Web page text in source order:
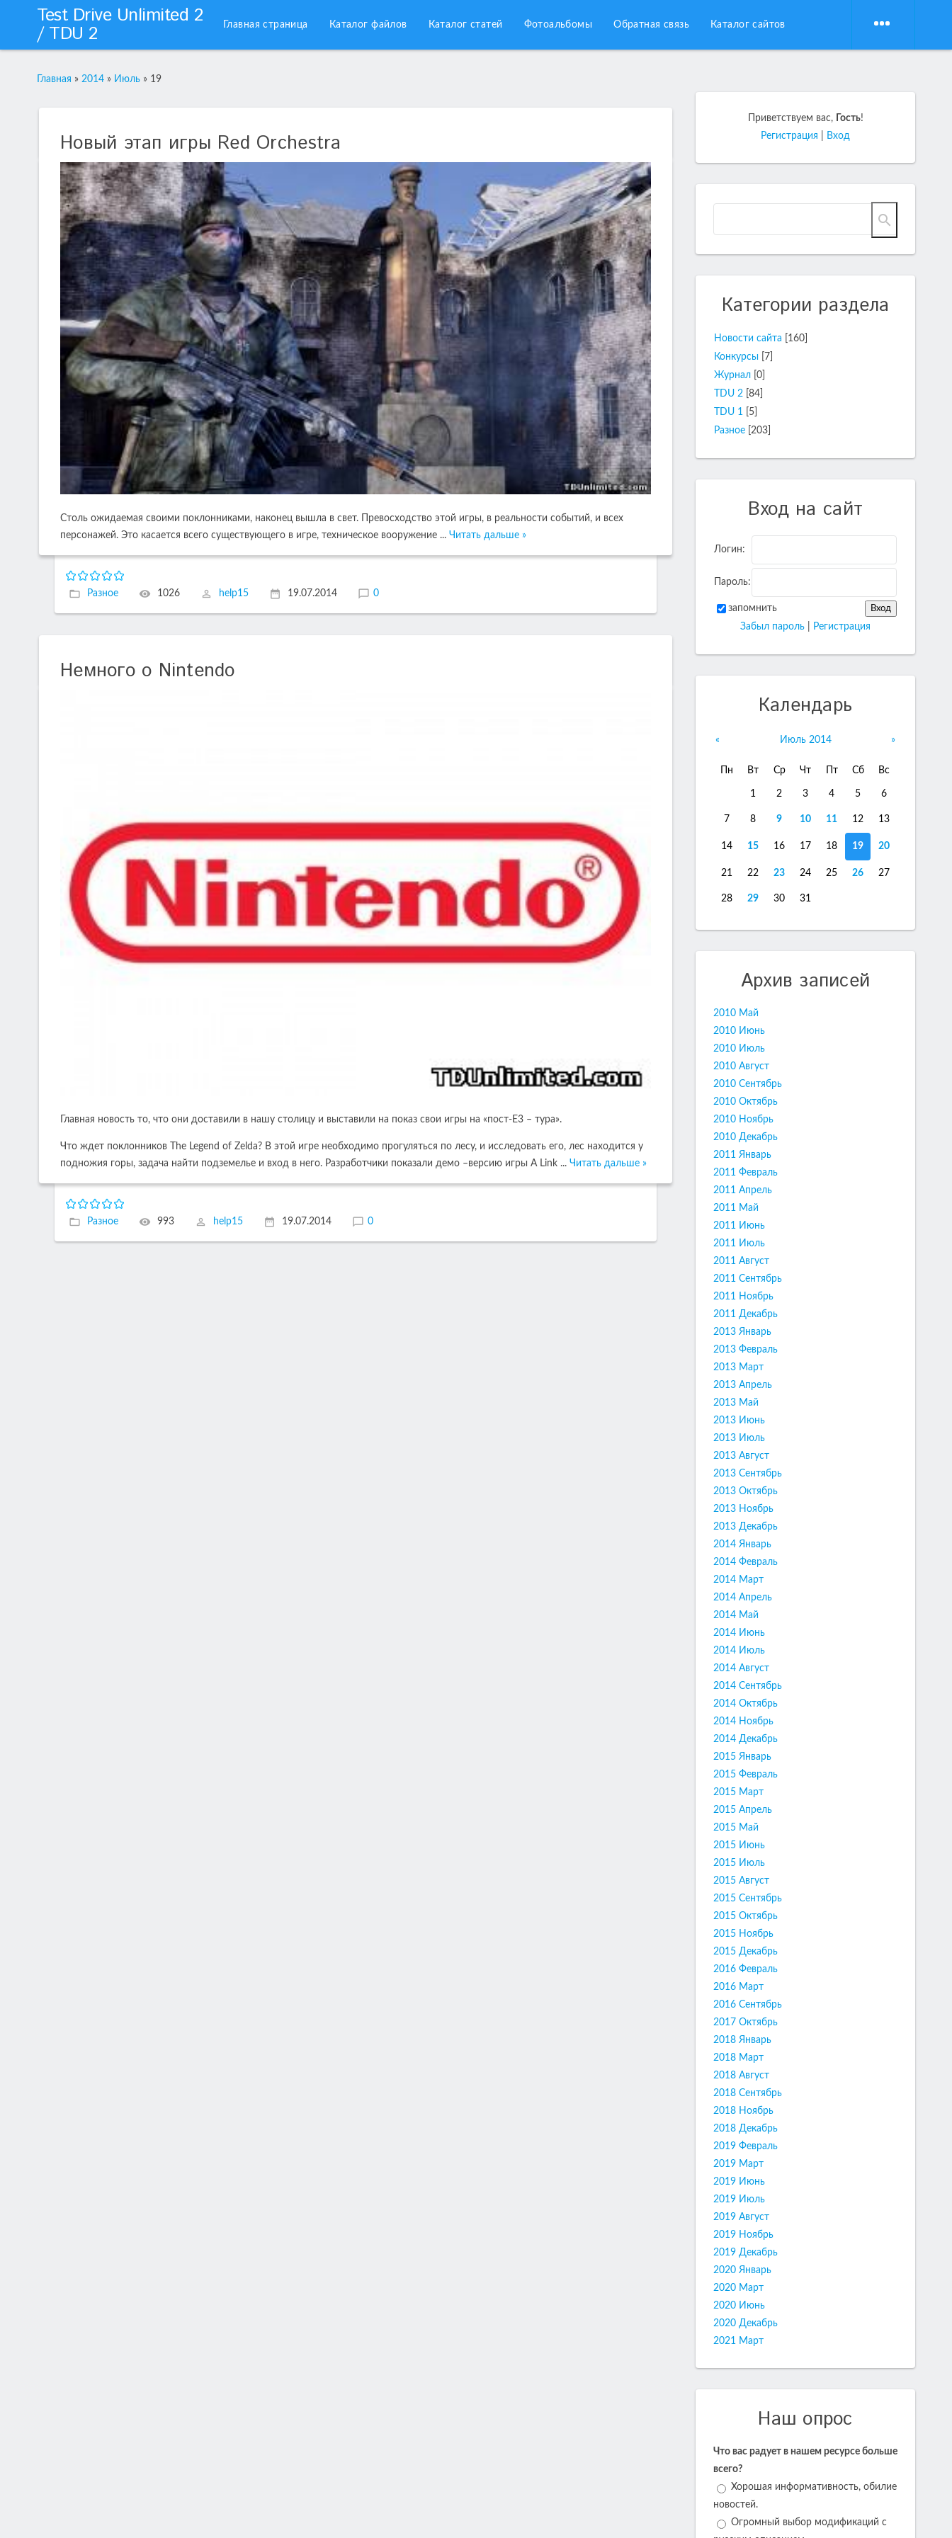
Test Drive Unlimited 2
/ TDU 2 Главная страница Каталог файлов Каталог статей Фотоальбомы Обратная связь Каталог сайтов
Главная » 2014 » Июль » 19
Новый этап игры Red Orchestra
Столь ожидаемая своими поклонниками, наконец вышла в свет. Превосходство этой игры, в реальности событий, и всех
персонажей. Это касается всего существующего в игре, техническое вооружение ... Читать дальше »
Разное 1026 help15 19.07.2014 0
Немного о Nintendo
Главная новость то, что они доставили в нашу столицу и выставили на показ свои игры на «пост-Е3 – тура».
Что ждет поклонников The Legend of Zelda? В этой игре необходимо прогуляться по лесу, и исследовать его, лес находится у
подножия горы, задача найти подземелье и вход в него. Разработчики показали демо –версию игры A Link ... Читать дальше »
Разное 993 help15 19.07.2014 0
Приветствуем вас, Гость!
Регистрация
Вход
Категории раздела
Новости сайта
[160]
Конкурсы
[7]
Журнал [0]
TDU 2 [84]
TDU 1
[5]
Разное [203]
Вход на сайт
Логин:
Пароль:
запомнить
Забыл пароль
Регистрация
Календарь
« Июль 2014 »
Пн Вт Ср Чт Пт Сб Вс
1 2 3 4 5 6
7 8 9 10 11 12 13
14 15 16 17 18 19 20
21 22 23 24 25 26 27
28 29 30 31
Архив записей
2010 Май
2010 Июнь
2010 Июль
2010 Август
2010 Сентябрь
2010 Октябрь
2010 Ноябрь
2010 Декабрь
2011 Январь
2011 Февраль
2011 Апрель
2011 Май
2011 Июнь
2011 Июль
2011 Август
2011 Сентябрь
2011 Ноябрь
2011 Декабрь
2013 Январь
2013 Февраль
2013 Март
2013 Апрель
2013 Май
2013 Июнь
2013 Июль
2013 Август
2013 Сентябрь
2013 Октябрь
2013 Ноябрь
2013 Декабрь
2014 Январь
2014 Февраль
2014 Март
2014 Апрель
2014 Май
2014 Июнь
2014 Июль
2014 Август
2014 Сентябрь
2014 Октябрь
2014 Ноябрь
2014 Декабрь
2015 Январь
2015 Февраль
2015 Март
2015 Апрель
2015 Май
2015 Июнь
2015 Июль
2015 Август
2015 Сентябрь
2015 Октябрь
2015 Ноябрь
2015 Декабрь
2016 Февраль
2016 Март
2016 Сентябрь
2017 Октябрь
2018 Январь
2018 Март
2018 Август
2018 Сентябрь
2018 Ноябрь
2018 Декабрь
2019 Февраль
2019 Март
2019 Июнь
2019 Июль
2019 Август
2019 Ноябрь
2019 Декабрь
2020 Январь
2020 Март
2020 Июнь
2020 Декабрь
2021 Март
Наш опрос
Что вас радует в нашем ресурсе больше
всего?
Хорошая информативность, обилие
новостей.
Огромный выбор модификаций с